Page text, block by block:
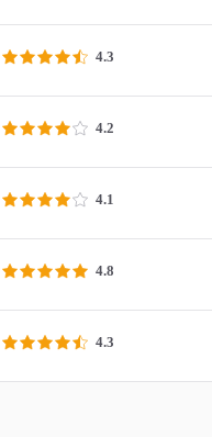
4.3
4.2
4.1
4.8
4.3